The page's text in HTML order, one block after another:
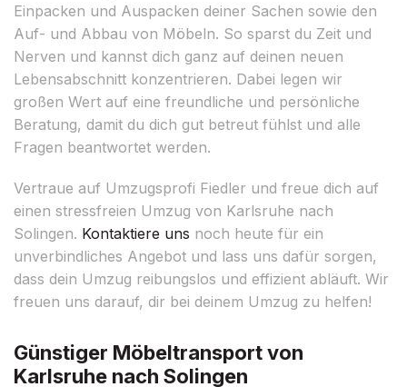
Einpacken und Auspacken deiner Sachen sowie den
Auf- und Abbau von Möbeln. So sparst du Zeit und
Nerven und kannst dich ganz auf deinen neuen
Lebensabschnitt konzentrieren. Dabei legen wir
großen Wert auf eine freundliche und persönliche
Beratung, damit du dich gut betreut fühlst und alle
Fragen beantwortet werden.
Vertraue auf Umzugsprofi Fiedler und freue dich auf
einen stressfreien Umzug von Karlsruhe nach
Solingen. Kontaktiere uns noch heute für ein
unverbindliches Angebot und lass uns dafür sorgen,
dass dein Umzug reibungslos und effizient abläuft. Wir
freuen uns darauf, dir bei deinem Umzug zu helfen!
Günstiger Möbeltransport von
Karlsruhe nach Solingen